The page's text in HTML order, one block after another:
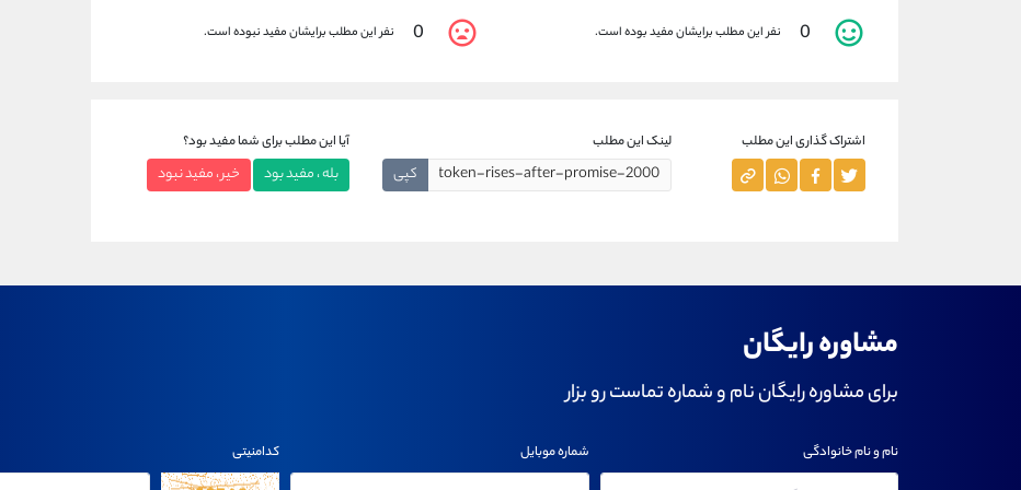
0 نفر این مطلب برایشان مفید بوده است. 0 نفر این مطلب برایشان مفید نبوده است.
اشتراک گذاری این مطلب لینک این مطلب
کپی
آیا این مطلب برای شما مفید بود؟
بله ، مفید بود خیر ، مفید نبود
مشاوره رایگان
برای مشاوره رایگان نام و شماره تماست رو بزار
نام و نام خانوادگی شماره موبایل کدامنیتی